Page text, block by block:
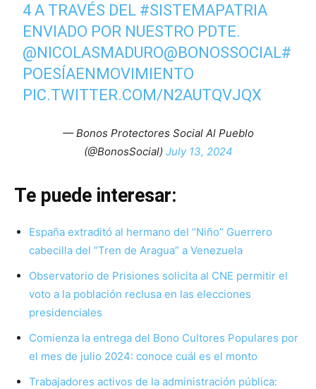
4 A TRAVÉS DEL #SISTEMAPATRIA
ENVIADO POR NUESTRO PDTE.
@NICOLASMADURO@BONOSSOCIAL#
POESÍAENMOVIMIENTO
PIC.TWITTER.COM/N2AUTQVJQX
— Bonos Protectores Social Al Pueblo
(@BonosSocial) July 13, 2024
Te puede interesar:
España extraditó al hermano del “Niño” Guerrero
cabecilla del “Tren de Aragua” a Venezuela
Observatorio de Prisiones solicita al CNE permitir el
voto a la población reclusa en las elecciones
presidenciales
Comienza la entrega del Bono Cultores Populares por
el mes de julio 2024: conoce cuál es el monto
Trabajadores activos de la administración pública: